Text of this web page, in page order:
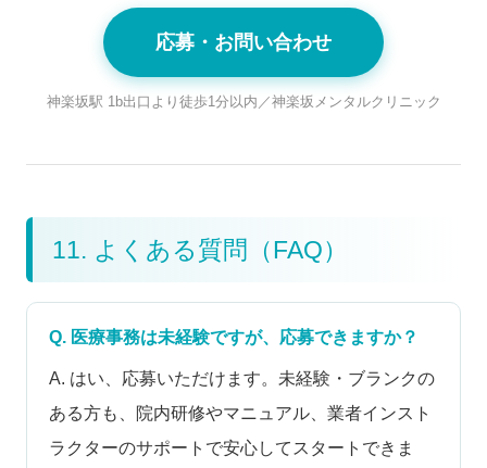
応募・お問い合わせ
神楽坂駅 1b出口より徒歩1分以内／神楽坂メンタルクリニック
11. よくある質問（FAQ）
Q. 医療事務は未経験ですが、応募できますか？
A. はい、応募いただけます。未経験・ブランクの
ある方も、院内研修やマニュアル、業者インスト
ラクターのサポートで安心してスタートできま